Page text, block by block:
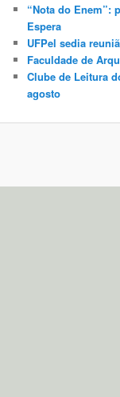
“Nota do Enem”:
Espera
UFPel sedia
Faculdade de
Clube de Leitura
agosto